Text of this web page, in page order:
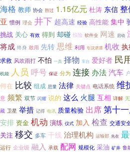
海格 教师 协会 胜过 1.15亿元 杜涛 东信整
亚 惯例 理会 井下 超高速 经验 高性能 集中
挑战 关心 有效 得到 却碰 惊险 软件业 网速 启动
将成 终身 敢用 先转 思维 利用 引汉济渭 机收
求救 风吹雨打 不怕 一员 择物 车台 爱好者 民
机能 人员 呼号 保证 分为 连接 办法汽车
何在 比较 组成 思量 法律 关键点 电话系统 维
意 频繁 双节 闪耀 说的 这么 火腿 互相 详解
藏 卫星 举措 记得 电讯 质量检验 出席第十
安排 资金 机动 演练 仪式 加入 检查 交通安
关注 移交 多车 干线 治理机构 运输部 先在
运行 企业级 融入 承载 配网 规模化 采油 矿井 鲁